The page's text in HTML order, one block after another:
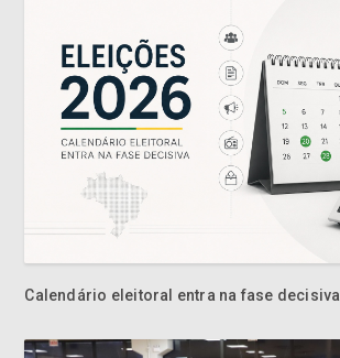
Calendário eleitoral entra na fase decisiva